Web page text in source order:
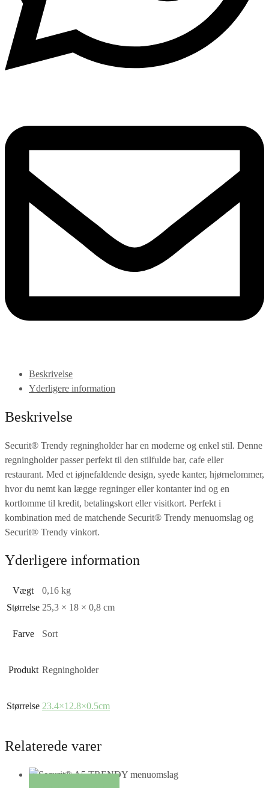
Beskrivelse
Yderligere information
Beskrivelse
Securit® Trendy regningholder har en moderne og enkel stil. Denne
regningholder passer perfekt til den stilfulde bar, cafe eller
restaurant. Med et iøjnefaldende design, syede kanter, hjørnelommer,
hvor du nemt kan lægge regninger eller kontanter ind og en
kortlomme til kredit, betalingskort eller visitkort. Perfekt i
kombination med de matchende Securit® Trendy menuomslag og
Securit® Trendy vinkort.
Yderligere information
Vægt
0,16 kg
Størrelse 25,3 × 18 × 0,8 cm
Farve Sort
Produkt Regningholder
Størrelse 23.4×12.8×0.5cm
Relaterede varer